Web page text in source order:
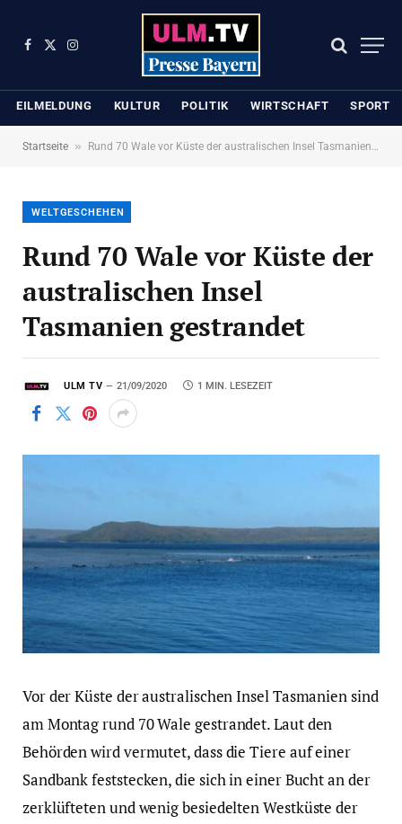
Facebook
X
Instagram
EILMELDUNG KULTUR POLITIK WIRTSCHAFT SPORT
Startseite » Rund 70 Wale vor Küste der australischen Insel Tasmanien gestrandet
WELTGESCHEHEN
Rund 70 Wale vor Küste der
australischen Insel
Tasmanien gestrandet
ULM TV 21/09/2020 1 MIN. LESEZEIT
Vor der Küste der australischen Insel Tasmanien sind
am Montag rund 70 Wale gestrandet. Laut den
Behörden wird vermutet, dass die Tiere auf einer
Sandbank feststecken, die sich in einer Bucht an der
zerklüfteten und wenig besiedelten Westküste der